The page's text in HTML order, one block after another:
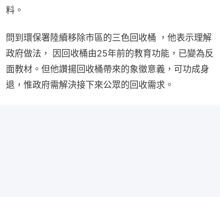
料。
問到環保署陸續移除市區的三色回收桶 ，他表示理解
政府做法， 因回收桶由25年前的教育功能，已變為反
面教材。但他讚揚回收桶帶來的象徵意義，可功成身
退，惟政府需解決接下來公眾的回收需求。